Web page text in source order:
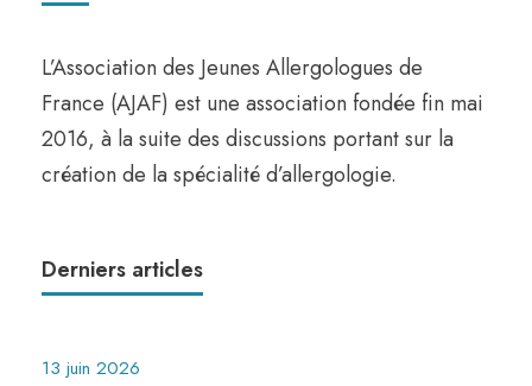
L’Association des Jeunes Allergologues de
France (AJAF) est une association fondée fin mai
2016, à la suite des discussions portant sur la
création de la spécialité d’allergologie.
Derniers articles
13 juin 2026